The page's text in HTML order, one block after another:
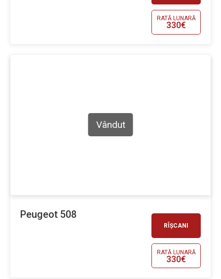
RATĂ LUNARĂ
330€
RÎȘCANI
RATĂ LUNARĂ
330€
Vândut
Peugeot 508